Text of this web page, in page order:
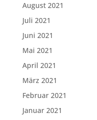
August 2021
Juli 2021
Juni 2021
Mai 2021
April 2021
März 2021
Februar 2021
Januar 2021